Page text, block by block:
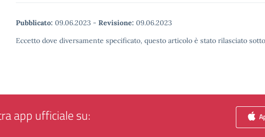
Pubblicato: 09.06.2023 - Revisione: 09.06.2023
Eccetto dove diversamente specificato, questo articolo è stato rilasciato
app ufficiale su: